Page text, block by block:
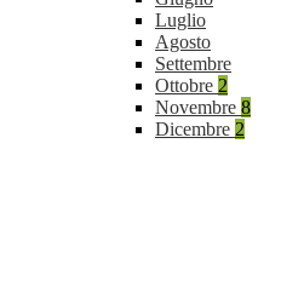
Luglio
Agosto
Settembre
Ottobre 2
Novembre 8
Dicembre 2